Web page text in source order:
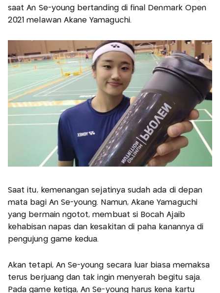
saat An Se-young bertanding di final Denmark Open
2021 melawan Akane Yamaguchi.
Saat itu, kemenangan sejatinya sudah ada di depan
mata bagi An Se-young. Namun, Akane Yamaguchi
yang bermain ngotot, membuat si Bocah Ajaib
kehabisan napas dan kesakitan di paha kanannya di
pengujung game kedua.
Akan tetapi, An Se-young secara luar biasa memaksa
terus berjuang dan tak ingin menyerah begitu saja.
Pada game ketiga, An Se-young harus kena kartu